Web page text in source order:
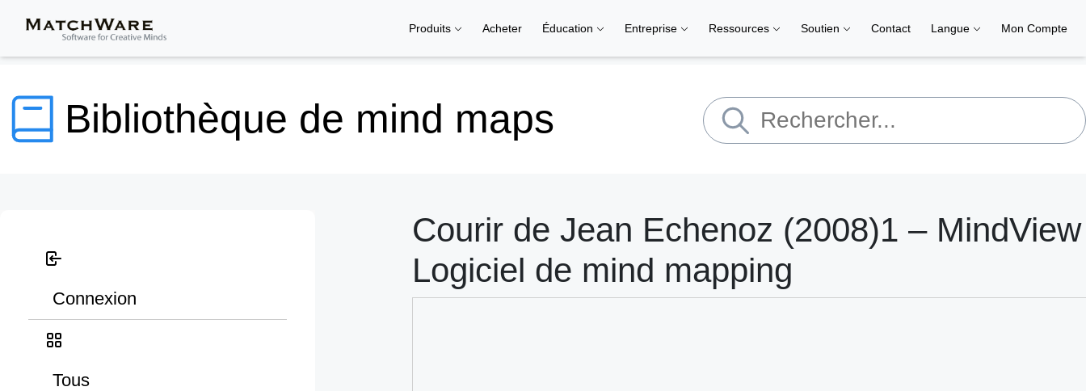
Produits Acheter Éducation Entreprise Ressources Soutien Contact Langue Mon Compte
Bibliothèque de mind maps
Connexion
Tous
Courir de Jean Echenoz (2008)1 –
Logiciel de mind mapping